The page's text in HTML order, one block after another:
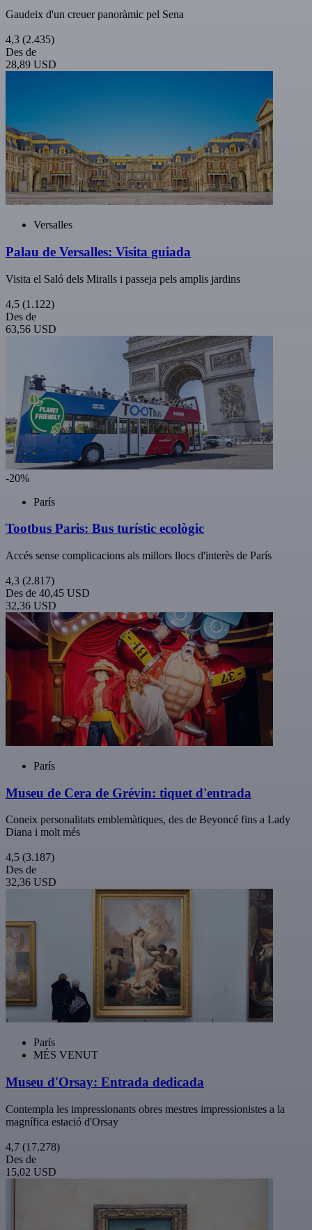
Gaudeix d'un creuer panoràmic pel Sena
4,3 (2.435)
Des de
28,89 USD
Versalles
Palau de Versalles: Visita guiada
Visita el Saló dels Miralls i passeja pels amplis jardins
4,5 (1.122)
Des de
63,56 USD
-20%
París
Tootbus Paris: Bus turístic ecològic
Accés sense complicacions als millors llocs d'interès de París
4,3 (2.817)
Des de 40,45 USD
32,36 USD
París
Museu de Cera de Grévin: tiquet d'entrada
Coneix personalitats emblemàtiques, des de Beyoncé fins a Lady
Diana i molt més
4,5 (3.187)
Des de
32,36 USD
París
MÉS VENUT
Museu d'Orsay: Entrada dedicada
Contempla les impressionants obres mestres impressionistes a la
magnífica estació d'Orsay
4,7 (17.278)
Des de
15,02 USD